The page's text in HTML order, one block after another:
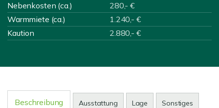
Nebenkosten (ca.)
280,- €
Warmmiete (ca.)
1.240,- €
Kaution
2.880,- €
Beschreibung Ausstattung Lage Sonstiges